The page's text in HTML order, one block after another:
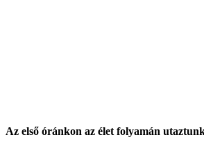
Az első óránkon az élet folyamán